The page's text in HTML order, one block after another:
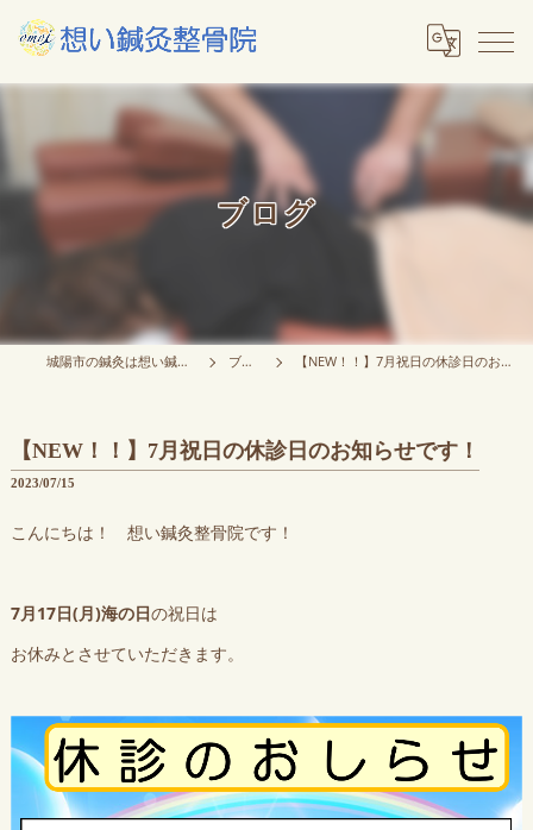
ブログ
城陽市の鍼灸は想い鍼灸整骨院 ブログ 【NEW！！】7月祝日の休診日のお知らせです！
【NEW！！】7月祝日の休診日のお知らせです！
2023/07/15
こんにちは！ 想い鍼灸整骨院です！
7月17日(月)海の日の祝日は
お休みとさせていただきます。